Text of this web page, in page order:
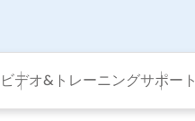
ビデオ&トレーニングサポート